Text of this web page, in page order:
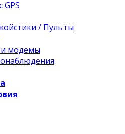
GPS
/ Пульты
и модемы